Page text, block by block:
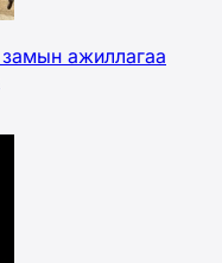
ажиллагаа